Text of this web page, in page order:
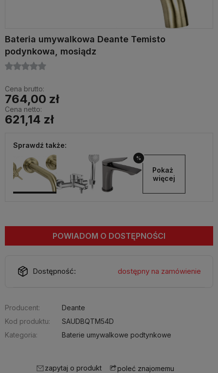
Bateria umywalkowa Deante Temisto
podynkowa, mosiądz
Cena brutto:
764,00 zł
Cena netto:
621,14 zł
Sprawdź także:
%
Pokaż
więcej
POWIADOM O DOSTĘPNOŚCI
Dostępność: dostępny na zamówienie
Producent:
Deante
Kod produktu:
SAUDBQTM54D
Kategoria:
Baterie umywalkowe podtynkowe
zapytaj o produkt poleć znajomemu